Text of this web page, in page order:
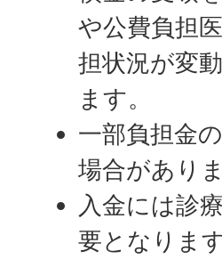
や公費負担
担状況が変
ます。
一部負担金
場合がありま
入金には診
要となりま